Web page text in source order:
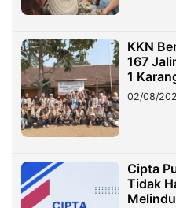
KKN
167
1
02/08/
Cipta
Tidak